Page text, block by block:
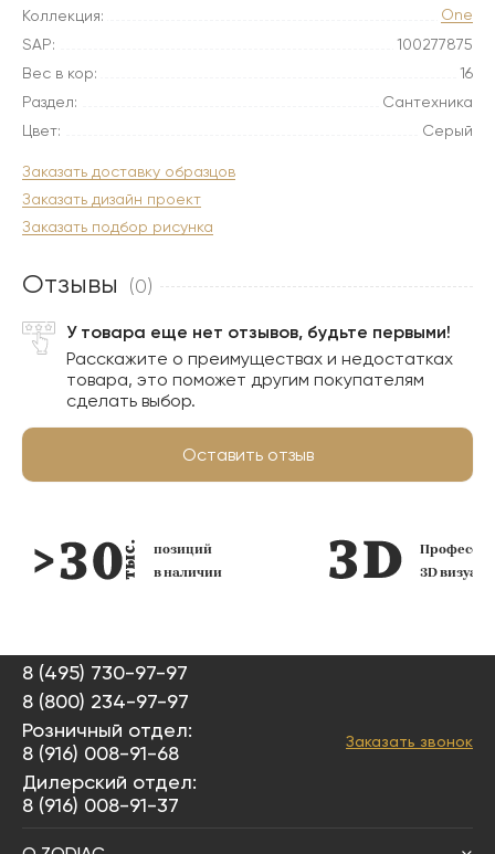
Коллекция:
One
SAP:
100277875
Вес в кор:
16
Раздел:
Сантехника
Цвет:
Серый
Заказать доставку образцов
Заказать дизайн проект
Заказать подбор рисунка
Отзывы (0)
У товара еще нет отзывов, будьте первыми!
Расскажите о преимуществах и недостатках
товара, это поможет другим покупателям
сделать выбор.
Оставить отзыв
позиций
в наличии
3D
8 (495) 730-97-97
8 (800) 234-97-97
Розничный отдел:
8 (916) 008-91-68
Дилерский отдел:
8 (916) 008-91-37
Заказать звонок